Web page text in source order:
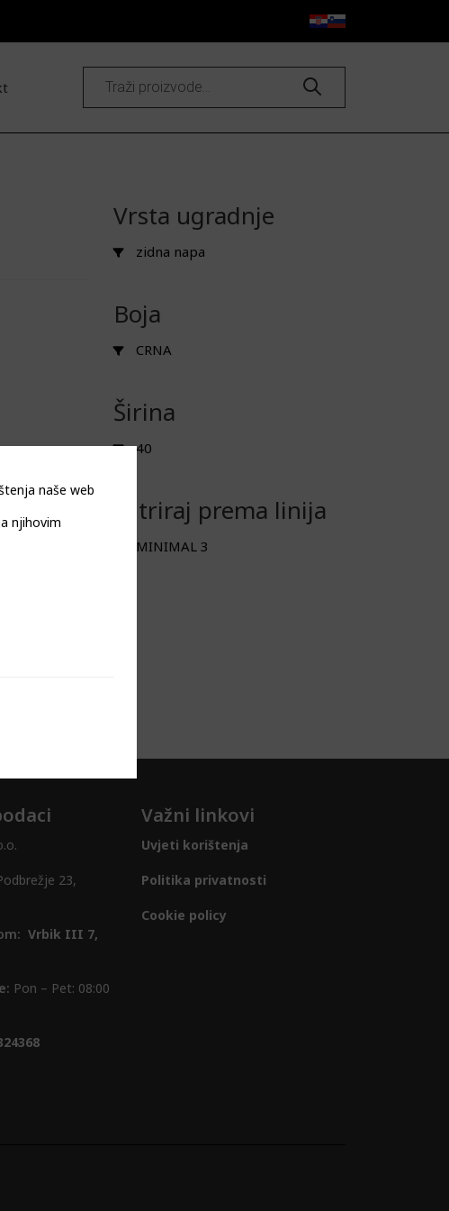
Products
search
Vrsta ugradnje
zidna napa
Boja
CRNA
Širina
40
Filtriraj prema linija
MINIMAL 3
23,
Vrbik III 7,
Pon – Pet: 08:00
Važni linkovi
Uvjeti korištenja
Politika privatnosti
Cookie policy
naše web
njihovim